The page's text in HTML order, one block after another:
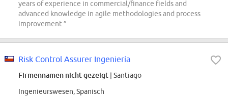
years of experience in commercial/finance fields and
advanced knowledge in agile methodologies and process
improvement.”
Risk Control Assurer Ingeniería
Firmennamen nicht gezeigt | Santiago
Ingenieurswesen, Spanisch